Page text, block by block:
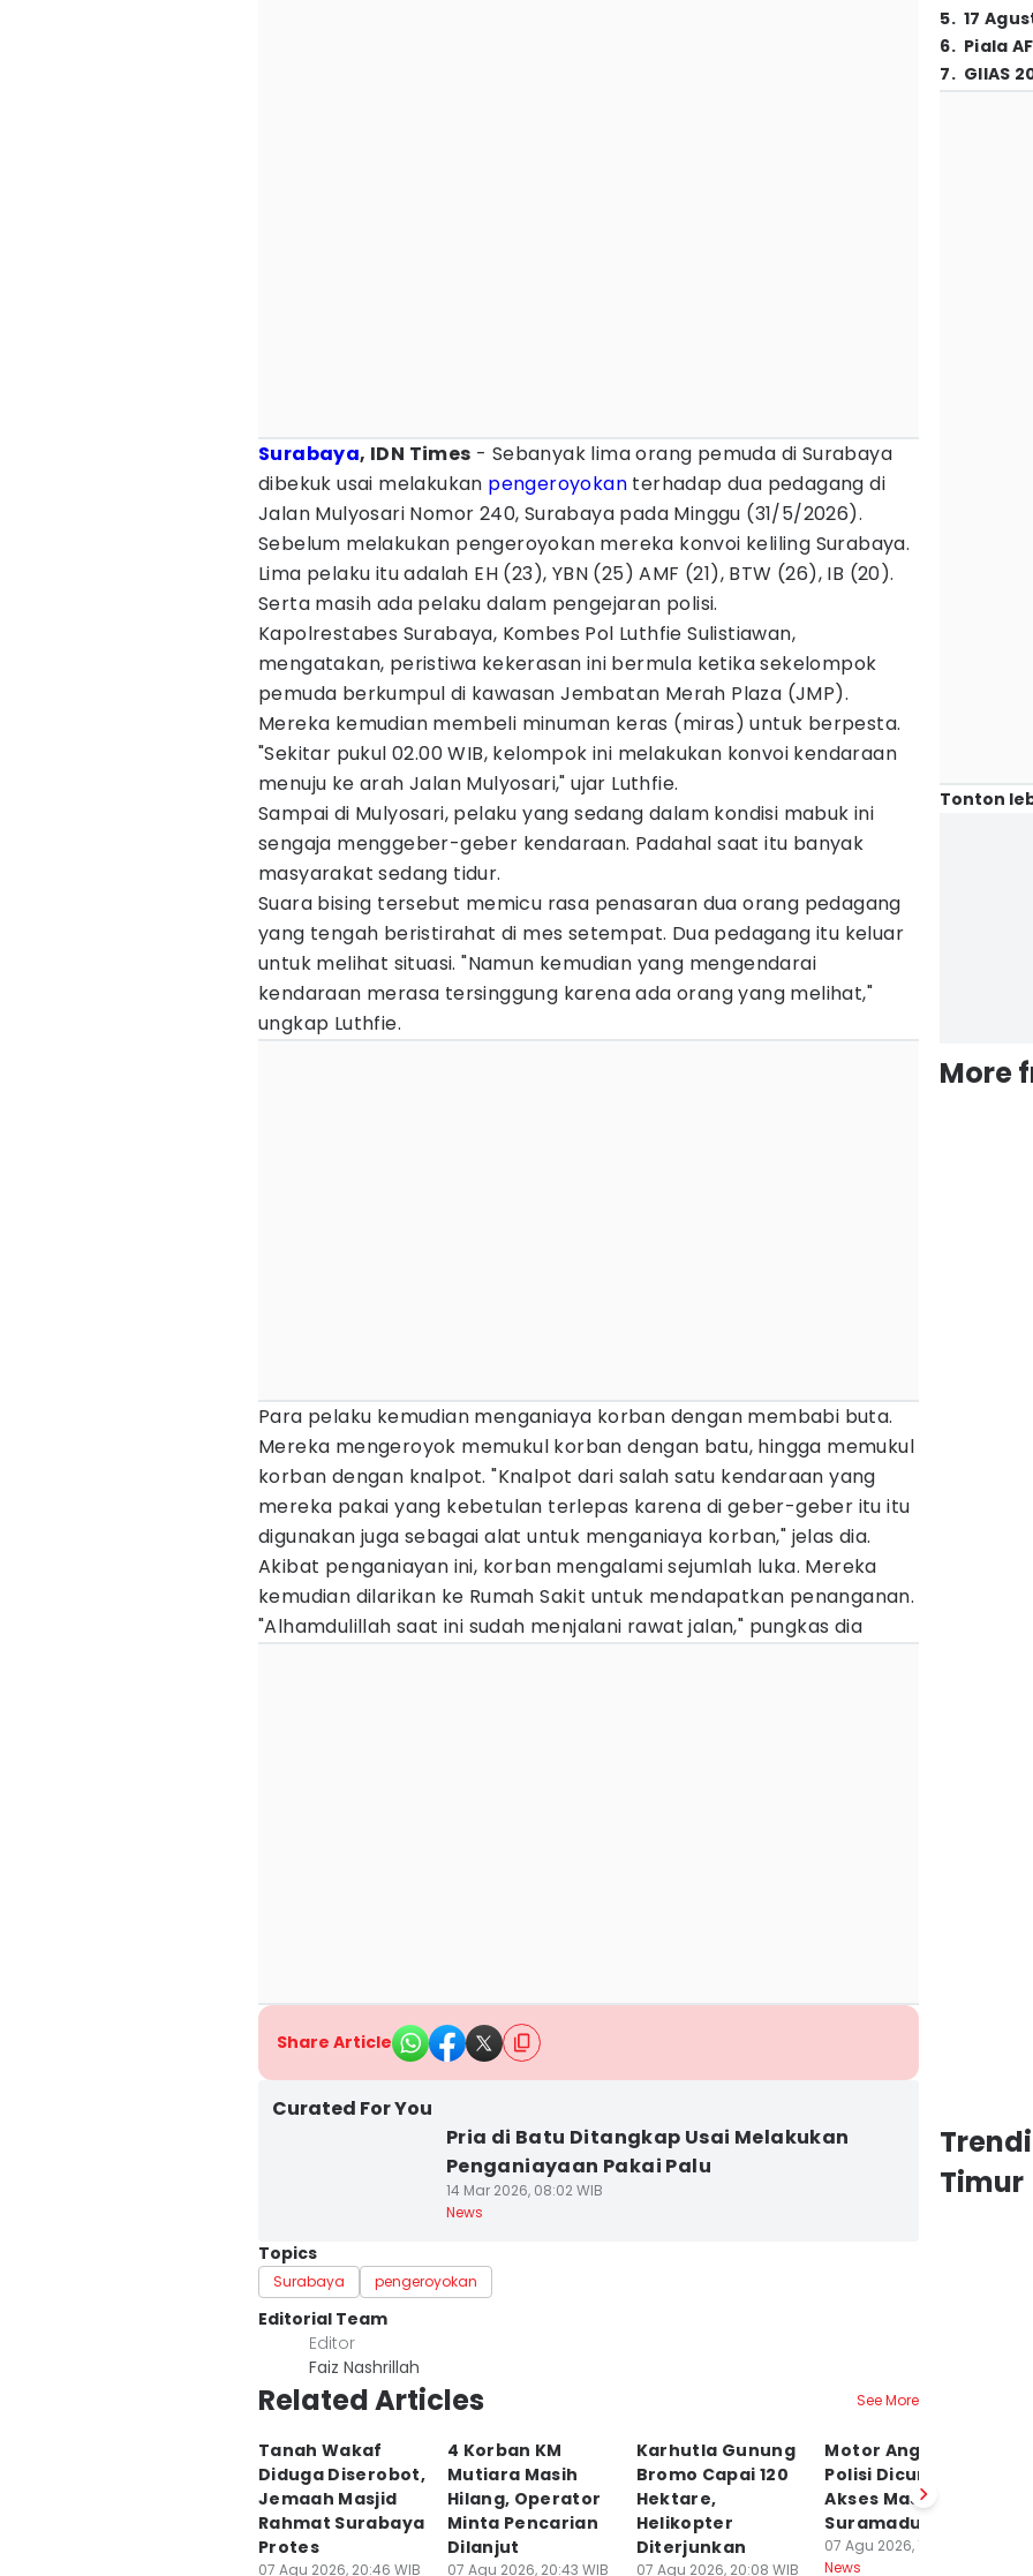
Surabaya, IDN Times - Sebanyak lima orang pemuda di Surabaya
dibekuk usai melakukan pengeroyokan terhadap dua pedagang di
Jalan Mulyosari Nomor 240, Surabaya pada Minggu (31/5/2026).
Sebelum melakukan pengeroyokan mereka konvoi keliling Surabaya.
Lima pelaku itu adalah EH (23), YBN (25) AMF (21), BTW (26), IB (20).
Serta masih ada pelaku dalam pengejaran polisi.
Kapolrestabes Surabaya, Kombes Pol Luthfie Sulistiawan,
mengatakan, peristiwa kekerasan ini bermula ketika sekelompok
pemuda berkumpul di kawasan Jembatan Merah Plaza (JMP).
Mereka kemudian membeli minuman keras (miras) untuk berpesta.
"Sekitar pukul 02.00 WIB, kelompok ini melakukan konvoi kendaraan
menuju ke arah Jalan Mulyosari," ujar Luthfie.
Sampai di Mulyosari, pelaku yang sedang dalam kondisi mabuk ini
sengaja menggeber-geber kendaraan. Padahal saat itu banyak
masyarakat sedang tidur.
Suara bising tersebut memicu rasa penasaran dua orang pedagang
yang tengah beristirahat di mes setempat. Dua pedagang itu keluar
untuk melihat situasi. "Namun kemudian yang mengendarai
kendaraan merasa tersinggung karena ada orang yang melihat,"
ungkap Luthfie.
Para pelaku kemudian menganiaya korban dengan membabi buta.
Mereka mengeroyok memukul korban dengan batu, hingga memukul
korban dengan knalpot. "Knalpot dari salah satu kendaraan yang
mereka pakai yang kebetulan terlepas karena di geber-geber itu itu
digunakan juga sebagai alat untuk menganiaya korban," jelas dia.
Akibat penganiayan ini, korban mengalami sejumlah luka. Mereka
kemudian dilarikan ke Rumah Sakit untuk mendapatkan penanganan.
"Alhamdulillah saat ini sudah menjalani rawat jalan," pungkas dia
Share Article
Curated For You
Pria di Batu Ditangkap Usai Melakukan
Penganiayaan Pakai Palu
14 Mar 2026, 08:02 WIB
News
Topics
Surabaya pengeroyokan
Editorial Team
Editor
Faiz Nashrillah
Related Articles See More
Tanah Wakaf
Diduga Diserobot,
Jemaah Masjid
Rahmat Surabaya
Protes
07 Agu 2026, 20:46 WIB
4 Korban KM
Mutiara Masih
Hilang, Operator
Minta Pencarian
Dilanjut
07 Agu 2026, 20:43 WIB
Karhutla Gunung
Bromo Capai 120
Hektare,
Helikopter
Diterjunkan
07 Agu 2026, 20:08 WIB
Motor Anggota
Polisi Dicuri di
Akses Masuk
Suramadu
07 Agu 2026, 18:44 WIB
News
5. 17
6. Piala
7. GIIAS
Tonton
More
Timur